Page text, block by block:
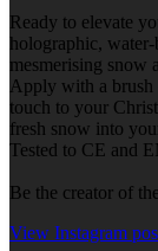
Ready to elevate
holographic, water-
mesmerising snow
Apply with a brush
touch to your
fresh snow into
Tested to CE and
Be the creator of
View Instagram